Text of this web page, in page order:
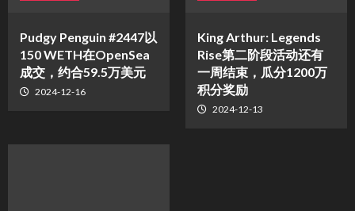
Pudgy Penguin #2447以
150 WETH在OpenSea
成交，约合59.5万美元
2024-12-16
King Arthur: Legends
Rise第二阶段活动还有
一周结束，瓜分1200万
积分奖励
2024-12-13